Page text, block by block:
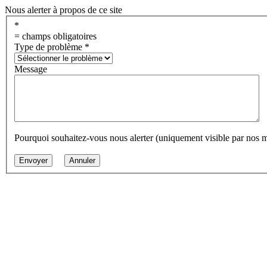
Nous alerter à propos de ce site
*
= champs obligatoires
Type de problème *
Message
Pourquoi souhaitez-vous nous alerter (uniquement visible par nos